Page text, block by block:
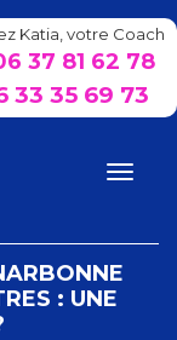
Katia, votre Coach
37 81 62 78
33 35 69 73
: UNE